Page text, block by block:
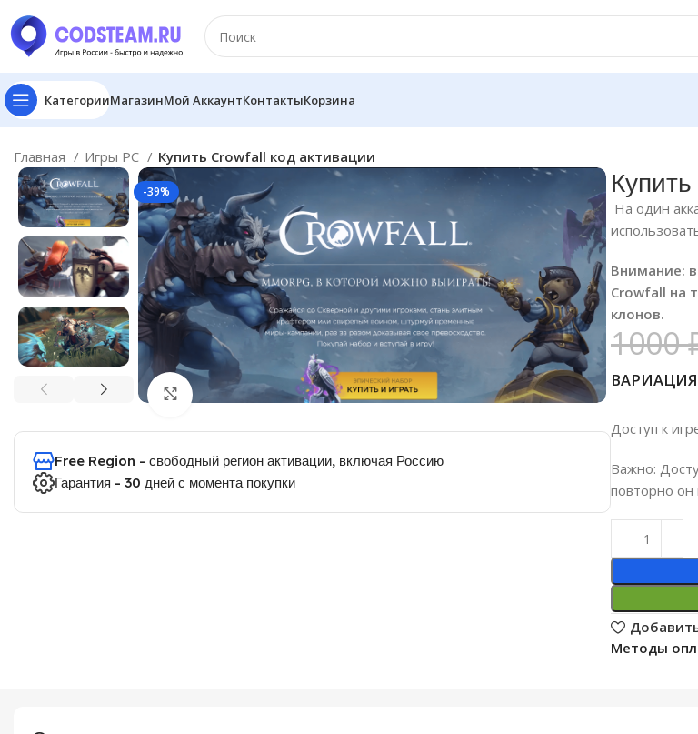
КатегорииМагазинМой АккаунтКонтактыКорзина
Главная Игры PC Купить Crowfall код активации
-39%
Click to enlarge
Free Region - свободный регион активации, включая Россию
Гарантия - 30 дней с момента покупки
На один
Внимание:
Crowfall на
клонов.
1000
ВАРИАЦИЯ
Доступ к
Важно:
повторно он
Методы